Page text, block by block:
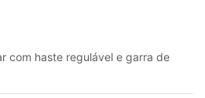
com haste regulável e garra de